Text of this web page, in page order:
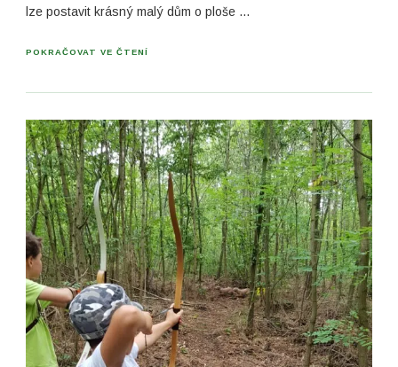
lze postavit krásný malý dům o ploše …
POKRAČOVAT VE ČTENÍ